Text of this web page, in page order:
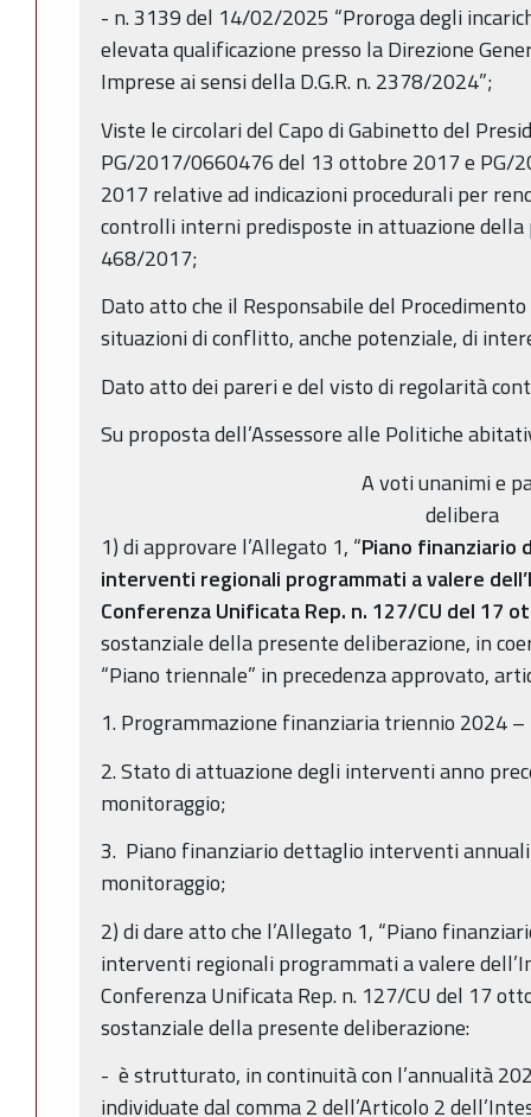
- n. 3139 del 14/02/2025 “Proroga degli
elevata qualificazione presso la Direzione
Imprese ai sensi della D.G.R. n. 2378/2024”;
Viste le circolari del Capo di Gabinetto del
PG/2017/0660476 del 13 ottobre 2017 e PG/
2017 relative ad indicazioni procedurali per
controlli interni predisposte in attuazione della
468/2017;
Dato atto che il Responsabile del
situazioni di conflitto, anche potenziale, di
Dato atto dei pareri e del visto di regolarità
Su proposta dell’Assessore alle Politiche
A voti unanimi e
delibera
1) di approvare l’Allegato 1, “Piano finanziario
interventi regionali programmati a valere
Conferenza Unificata Rep. n. 127/CU del 17
sostanziale della presente deliberazione, in
“Piano triennale” in precedenza approvato,
1. Programmazione finanziaria triennio 2024
2. Stato di attuazione degli interventi anno
monitoraggio;
3. Piano finanziario dettaglio interventi
monitoraggio;
2) di dare atto che l’Allegato 1, “Piano
interventi regionali programmati a valere
Conferenza Unificata Rep. n. 127/CU del 17
sostanziale della presente deliberazione:
- è strutturato, in continuità con l’annualità
individuate dal comma 2 dell’Articolo 2